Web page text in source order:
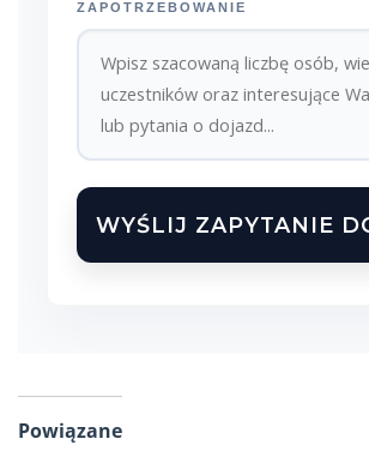
ZAPOTRZEBOWANIE
WYŚLIJ ZAPYTANIE
Powiązane